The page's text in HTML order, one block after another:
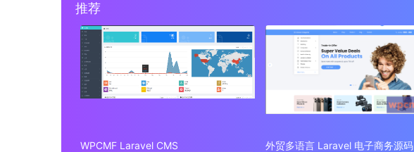
推荐
WPCMF Laravel CMS 外贸多语言 Laravel 电子商务源码